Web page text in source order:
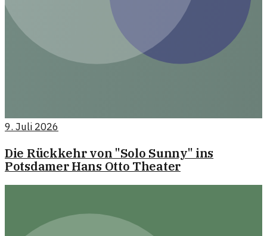
9. Juli 2026
Die Rückkehr von "Solo Sunny" ins
Potsdamer Hans Otto Theater